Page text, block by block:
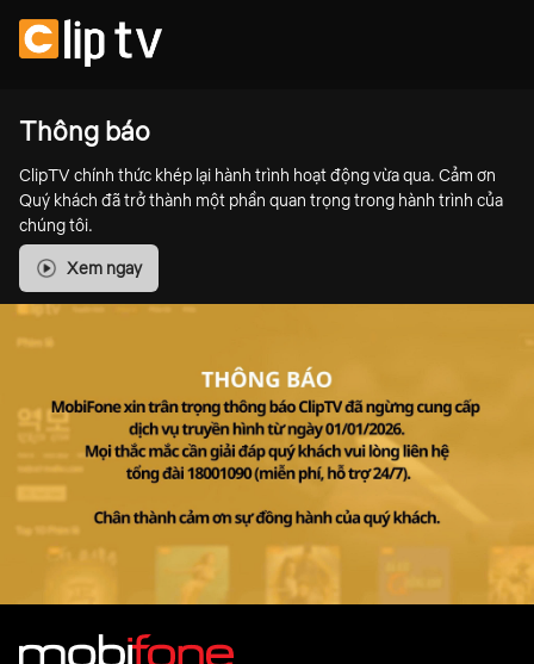
Thông báo
ClipTV chính thức khép lại hành trình hoạt động vừa qua. Cảm ơn
Quý khách đã trở thành một phần quan trọng trong hành trình của
chúng tôi.
Xem ngay